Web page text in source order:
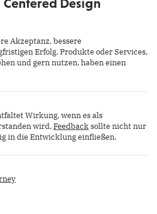
Design
Akzeptanz, bessere
Erfolg. Produkte oder Services,
und gern nutzen, haben einen
Wirkung, wenn es als
wird,Feedbacksollte nicht nur
in die Entwicklung einfließen.